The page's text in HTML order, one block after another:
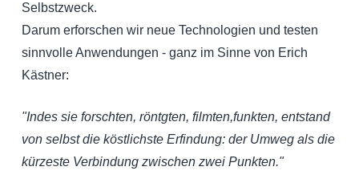
Selbstzweck.
Darum erforschen wir neue Technologien und testen
sinnvolle Anwendungen - ganz im Sinne von Erich
Kästner:
"Indes sie forschten, röntgten, filmten,funkten, entstand
von selbst die köstlichste Erfindung: der Umweg als die
kürzeste Verbindung zwischen zwei Punkten."